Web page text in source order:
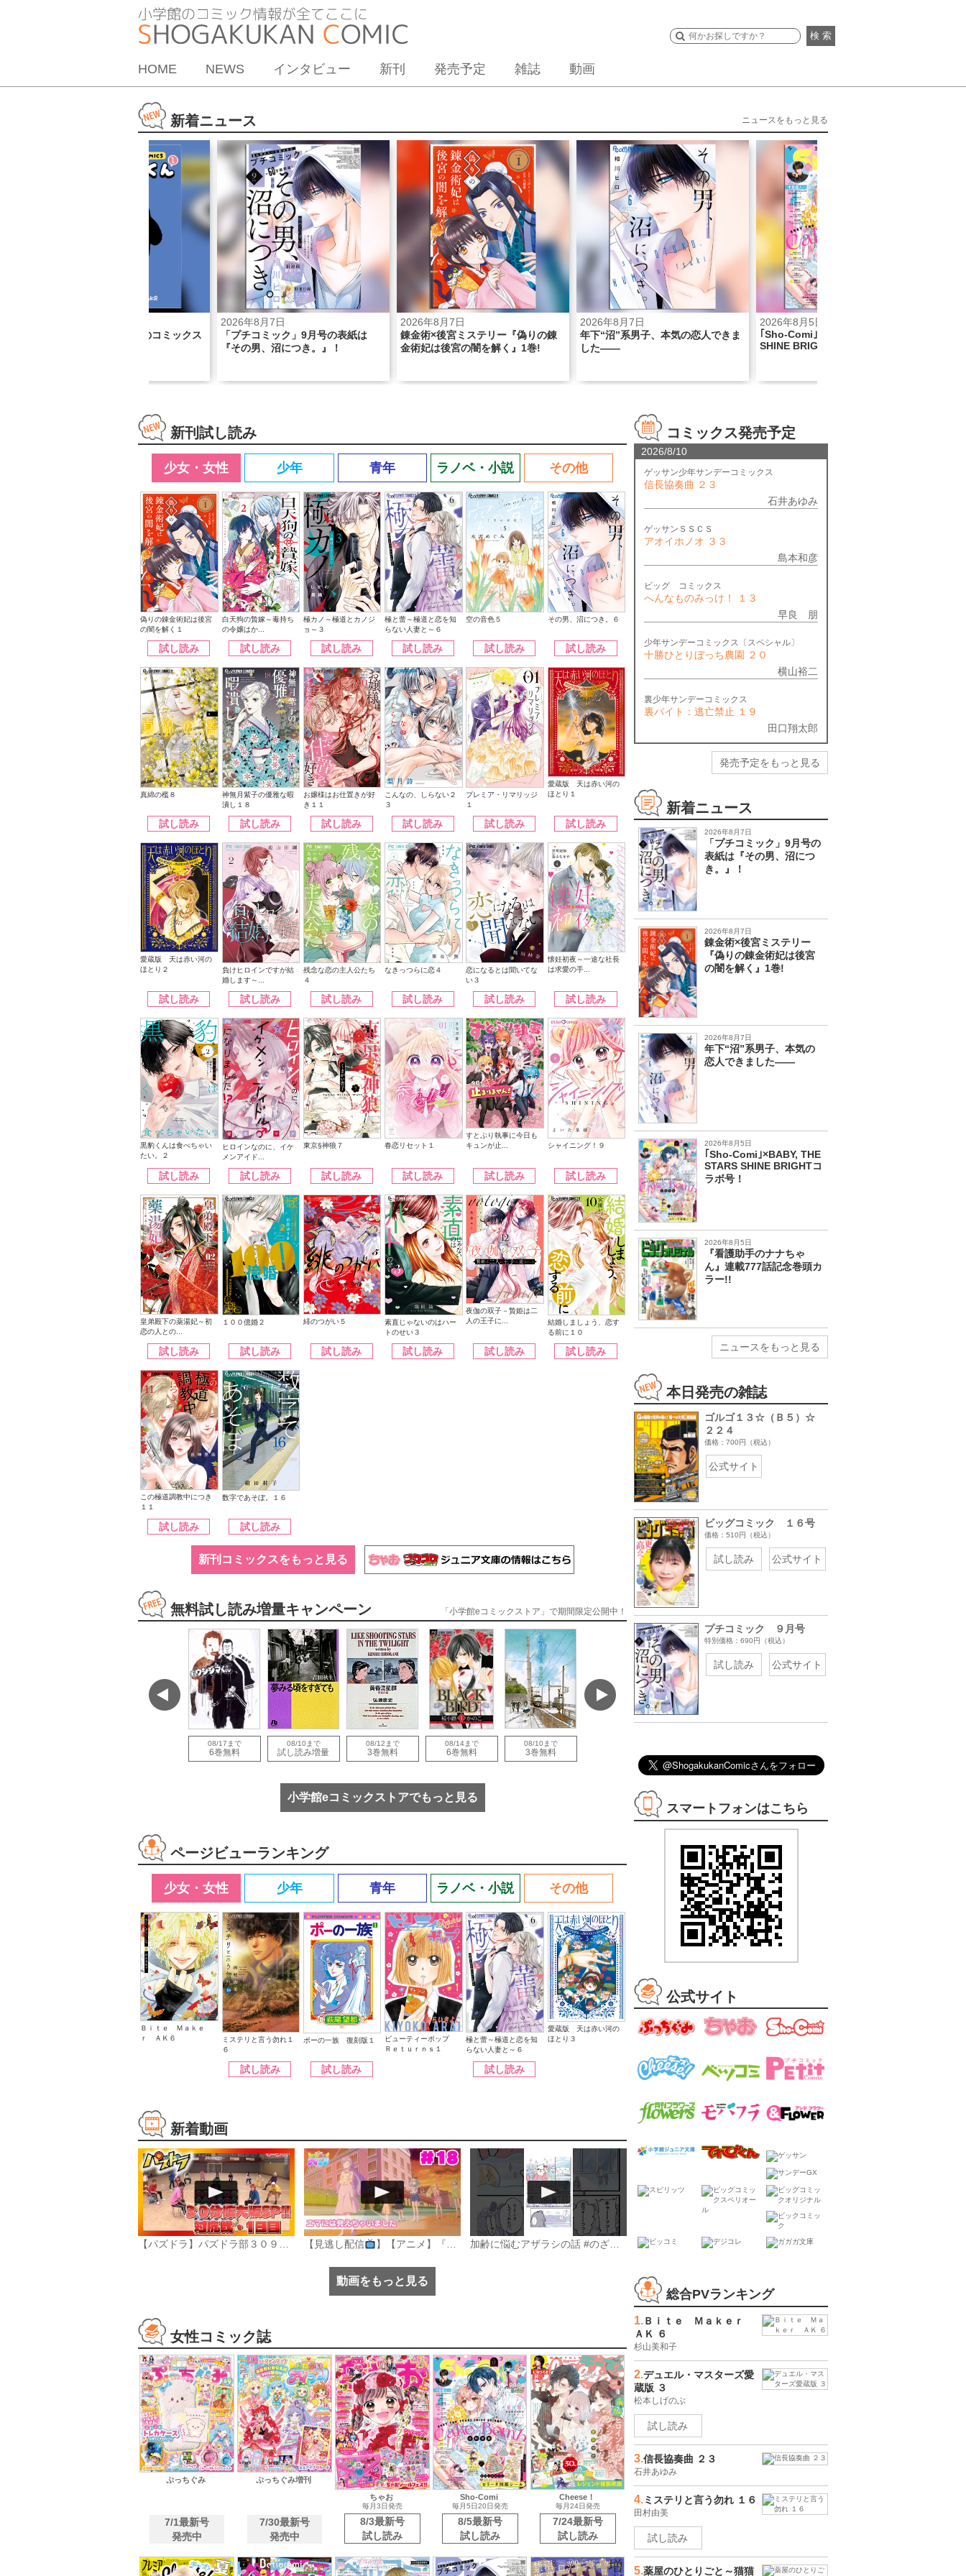
検 索
HOME NEWS インタビュー 新刊 発売予定 雑誌 動画
新着ニュース ニュースをもっと見る
「プチコミック」9月号の表紙は
2026年8月7日
錬金術×後宮ミステリー『偽りの錬
金術妃は後宮の闇を解く』1巻!
2026年8月7日
年下“沼”系男子、本気の恋人できま
した――
2026年8月5日
｢Sho-Comi｣×BABY, THE STARS
SHINE BRIGHTコラボ号！
2026年8月5日
『看護助手のナナちゃん』連載777
話記念巻頭カラー!!
新刊試し読み
少女・女性 少年 青年 ラノベ・小説 その他
偽りの錬金術妃は後宮
の闇を解く１
試し読み
白天狗の贄嫁～毒持ち
の令嬢はか...
試し読み
極カノ～極道とカノジ
ョ～３
試し読み
極と蕾～極道と恋を知
らない人妻と～６
試し読み
空の音色５
試し読み
その男、沼につき。６
試し読み
真綿の檻８
試し読み
神無月紫子の優雅な暇
潰し１８
試し読み
お嬢様はお仕置きが好
き１１
試し読み
こんなの、しらない２
３
試し読み
プレミア・リマリッジ
１
試し読み
愛蔵版 天は赤い河の
ほとり１
試し読み
愛蔵版 天は赤い河の
ほとり２
試し読み
負けヒロインですが結
婚します～...
試し読み
残念な恋の主人公たち
４
試し読み
なきっつらに恋４
試し読み
恋になるとは聞いてな
い３
試し読み
懐妊初夜～一途な社長
は求愛の手...
試し読み
黒豹くんは食べちゃい
たい。２
試し読み
ヒロインなのに、イケ
メンアイド...
試し読み
東京§神狼７
試し読み
春恋リセット１
試し読み
すとぷり執事に今日も
キュンが止...
試し読み
シャイニング！９
試し読み
皇弟殿下の薬湯妃～初
恋の人との...
試し読み
１００億婚２
試し読み
緋のつがい５
試し読み
素直じゃないのはハー
トのせい３
試し読み
夜伽の双子－贄姫は二
人の王子に...
試し読み
結婚しましょう、恋す
る前に１０
試し読み
この極道調教中につき
１１
試し読み
数字であそぼ。１６
試し読み
新刊コミックスをもっと見る
無料試し読み増量キャンペーン 「小学館eコミックストア」で期間限定公開中！
08/17まで
6巻無料
08/10まで
試し読み増量
08/12まで
3巻無料
08/14まで
6巻無料
08/10まで
3巻無料
小学館eコミックストアでもっと見る
ページビューランキング
少女・女性 少年 青年 ラノベ・小説 その他
Ｂｉｔｅ Ｍａｋｅ
ｒ ＡＫ６
ミステリと言う勿れ１
６
試し読み
ポーの一族 復刻版１
試し読み
ビューティーポップ
Ｒｅｔｕｒｎｓ１
極と蕾～極道と恋を知
らない人妻と～６
試し読み
愛蔵版 天は赤い河の
ほとり３
新着動画
【パズドラ】パズドラ部３０９話「第10回対抗戦1日目」 【見逃し配信 】【アニメ】『おねがいアイプリ』第１８話：エマには見えちゃいました 加齢に悩むアザラシの話 #のざらしちゃん #漫画 #サンデーうぇぶり
動画をもっと見る
女性コミック誌
ぷっちぐみ
7/1最新号
発売中
ぷっちぐみ増刊
7/30最新号
発売中
ちゃお
毎月3日発売
8/3最新号
試し読み
Sho-Comi
毎月5日20日発売
8/5最新号
試し読み
Cheese！
毎月24日発売
7/24最新号
試し読み
コミックス発売予定
2026/8/10
ゲッサン少年サンデーコミックス
信長協奏曲 ２３
石井あゆみ
ゲッサンＳＳＣＳ
アオイホノオ ３３
島本和彦
ビッグ コミックス
へんなものみっけ！ １３
早良 朋
少年サンデーコミックス〔スペシャル〕
十勝ひとりぼっち農園 ２０
横山裕二
裏少年サンデーコミックス
裏バイト：逃亡禁止 １９
田口翔太郎
発売予定をもっと見る
新着ニュース
2026年8月7日
「プチコミック」9月号の
表紙は『その男、沼につ
き。』！
2026年8月7日
錬金術×後宮ミステリー
『偽りの錬金術妃は後宮
の闇を解く』1巻!
2026年8月7日
年下“沼”系男子、本気の
恋人できました――
2026年8月5日
｢Sho-Comi｣×BABY, THE
STARS SHINE BRIGHTコ
ラボ号！
2026年8月5日
『看護助手のナナちゃ
ん』連載777話記念巻頭カ
ラー!!
ニュースをもっと見る
本日発売の雑誌
ゴルゴ１３☆（Ｂ５）☆
２２４
価格：700円（税込）
公式サイト
ビッグコミック １６号
価格：510円（税込）
試し読み 公式サイト
プチコミック ９月号
特別価格：690円（税込）
試し読み 公式サイト
スマートフォンはこちら
公式サイト
総合PVランキング
1.
Ｂｉｔｅ Ｍａｋｅｒ
ＡＫ ６
杉山美和子
2. デュエル・マスターズ愛
蔵版 ３
松本しげのぶ
試し読み
3. 信長協奏曲 ２３
石井あゆみ
4. ミステリと言う勿れ １６
田村由美
試し読み
5. 薬屋のひとりごと～猫猫